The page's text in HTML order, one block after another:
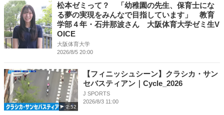
松本ゼミって？ 「幼稚園の先生、保育士にな
る夢の実現をみんなで目指しています」 教育
学部４年・石井那波さん 大阪体育大学ゼミ生V
OICE
大阪体育大学
2026/8/5 20:00
2:52
【フィニッシュシーン】クラシカ・サン
セバスティアン｜Cycle_2026
J SPORTS
2026/8/3 11:00